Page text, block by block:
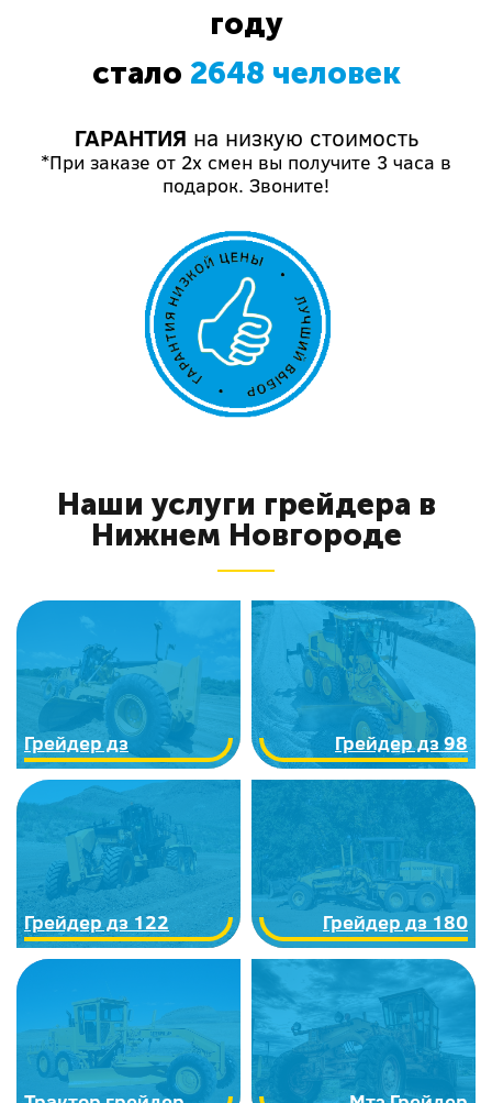
году
стало 2648 человек
ГАРАНТИЯ на низкую стоимость
*При заказе от 2х смен вы получите 3 часа в
подарок. Звоните!
Наши услуги грейдера в
Нижнем Новгороде
Грейдер дз Грейдер дз 98
Грейдер дз 122 Грейдер дз 180